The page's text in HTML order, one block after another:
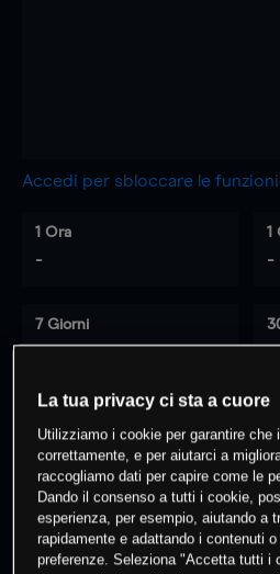
Accedi per sbloccare le
1 Ora
-
1
-
7 Giorni
- -
0% dei clienti hanno
questo prodotto
Fai
La tua privacy ci sta a cuore
Utilizziamo i cookie per garantire che
correttamente, e per aiutarci a
raccogliamo dati per capire come le
Dando il consenso a tutti i cookie,
esperienza, per esempio, aiutando a
rapidamente e adattando i contenuti
preferenze. Seleziona "Accetta tutti i